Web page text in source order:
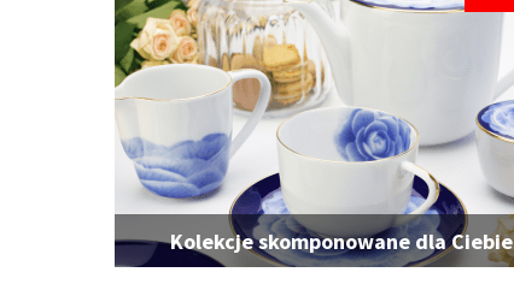
Kolekcje skomponowane dla Ciebie